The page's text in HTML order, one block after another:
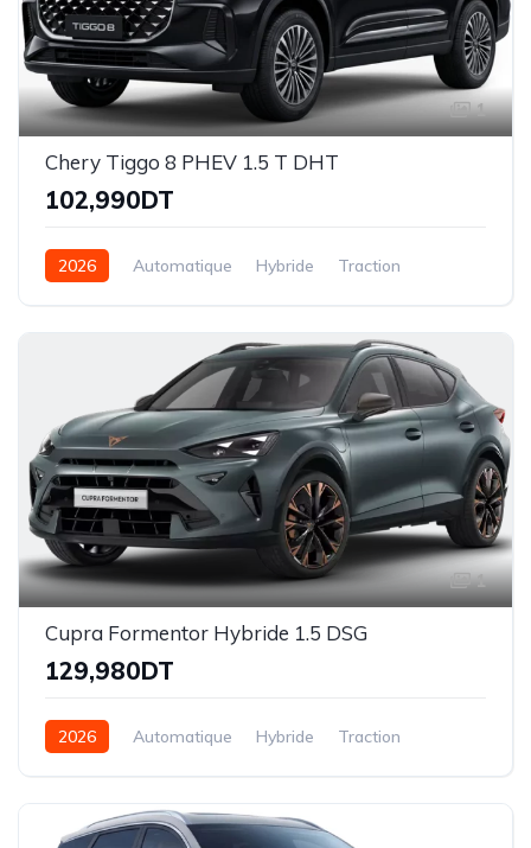
1
Chery Tiggo 8 PHEV 1.5 T DHT
102,990DT
2026 Automatique Hybride Traction
1
Cupra Formentor Hybride 1.5 DSG
129,980DT
2026 Automatique Hybride Traction